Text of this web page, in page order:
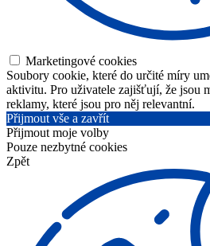
Marketingové cookies
Soubory cookie, které do určité míry
aktivitu. Pro uživatele zajišťují, že jsou
reklamy, které jsou pro něj relevantní.
Přijmout vše a zavřít
Přijmout moje volby
Pouze nezbytné cookies
Zpět